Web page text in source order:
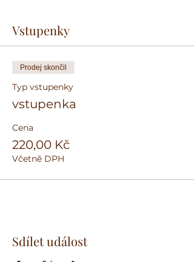
Vstupenky
Prodej skončil
Typ vstupenky
vstupenka
Cena
220,00 Kč
Včetně DPH
Sdílet událost